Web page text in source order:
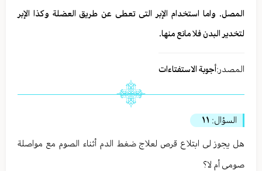
المصل. واما استخدام الإبر التی تعطی عن طریق العضلة وکذا الإبر
لتخدیر البدن فلا مانع منها.
المصدر:أجوبة الاستفتاءات
السؤال: ١١
هل یجوز لی ابتلاع قرص لعلاج ضغط الدم أثناء الصوم مع مواصلة
صومی أم لا؟